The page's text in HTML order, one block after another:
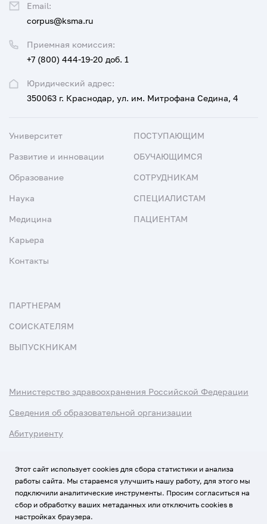
Юридический адрес:
350063 г. Краснодар, ул. им. Митрофана Седина, 4
Приемная комиссия:
+7 (800) 444-19-20 доб. 1
Email:
corpus@ksma.ru
Университет
Развитие и инновации
Образование
Наука
Медицина
Карьера
Контакты
ПОСТУПАЮЩИМ
ОБУЧАЮЩИМСЯ
СОТРУДНИКАМ
СПЕЦИАЛИСТАМ
ПАЦИЕНТАМ
ПАРТНЕРАМ
СОИСКАТЕЛЯМ
ВЫПУСКНИКАМ
Министерство здравоохранения Российской Федерации
Сведения об образовательной организации
Абитуриенту
Использование Cookies
Политика обработки персональных данных
Этот сайт использует cookies для сбора статистики и анализа
работы сайта. Мы стараемся улучшить нашу работу, для этого мы
подключили аналитические инструменты. Просим согласиться на
сбор и обработку ваших метаданных или отключить cookies в
настройках браузера.